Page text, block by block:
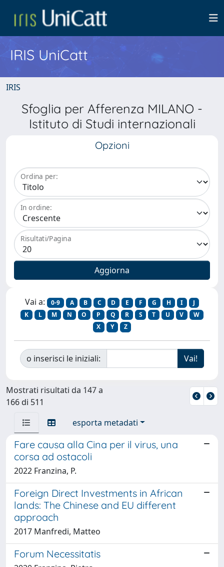
IRIS UniCatt
IRIS
Sfoglia per Afferenza MILANO -
Istituto di Studi internazionali
Opzioni
Ordina per:
In ordine:
Risultati/Pagina
Vai a: 0-9 A B C D E F G H I
J
K
L M N O P Q R S T U V
W
X
Y Z
o inserisci le iniziali:
Mostrati risultati da 147 a
166 di 511
esporta metadati
Fare causa alla Cina per il virus, una
corsa ad ostacoli
2022 Franzina, P.
Foreign Direct Investments in African
lands: The Chinese and EU different
approach
2017 Manfredi, Matteo
Forum Necessitatis